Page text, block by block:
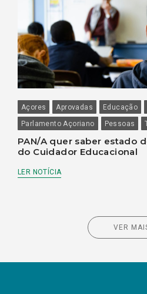
Açores Aprovadas Educação
Parlamento Açoriano
Pessoas
PAN/A quer saber estado
do Cuidador Educacional
LER NOTÍCIA
VER